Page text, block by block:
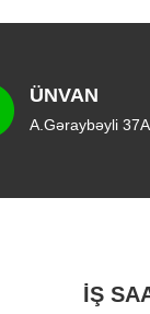
ÜNVAN
A.Gəraybəyli
İŞ